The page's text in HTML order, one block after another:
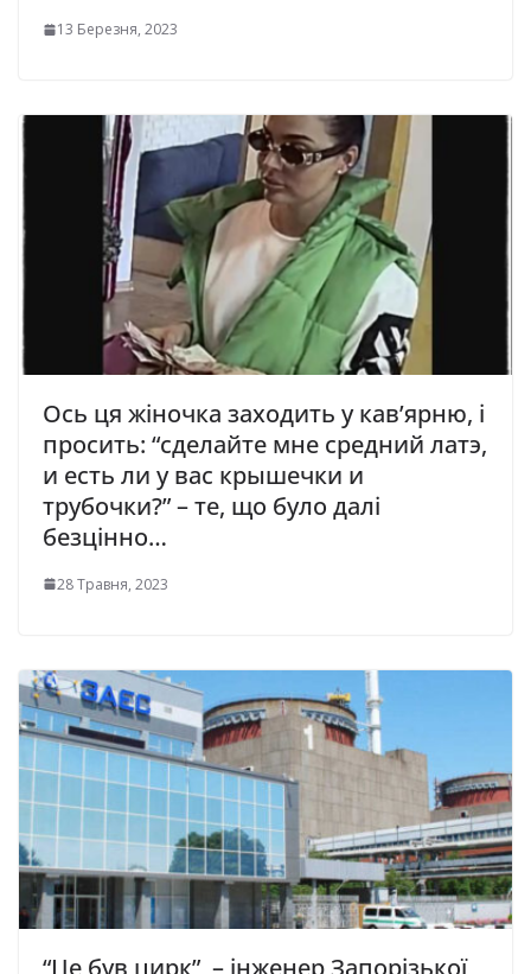
13 Березня, 2023
Ось ця жіночка заходить у кав’ярню, і
просить: “сделайте мне средний латэ,
и есть ли у вас крышечки и
трубочки?” – те, що було далі
безцінно…
28 Травня, 2023